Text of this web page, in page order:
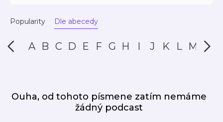
Popularity Dle abecedy
A B C D E F G H I J K L M N
Ouha, od tohoto písmene zatím nemáme
žádný podcast